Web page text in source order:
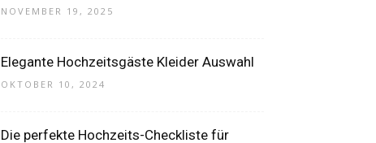
NOVEMBER 19, 2025
Elegante Hochzeitsgäste Kleider Auswahl
OKTOBER 10, 2024
Die perfekte Hochzeits-Checkliste für